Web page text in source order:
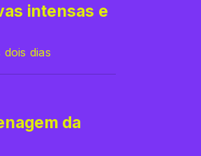
intensas e
dias
da